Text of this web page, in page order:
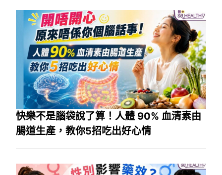
快樂不是腦袋說了算！人體 90% 血清素由
腸道生產，教你5招吃出好心情